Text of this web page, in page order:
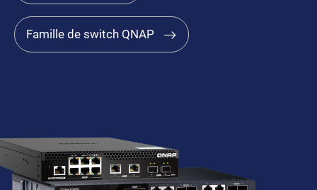
Famille de switch QNAP